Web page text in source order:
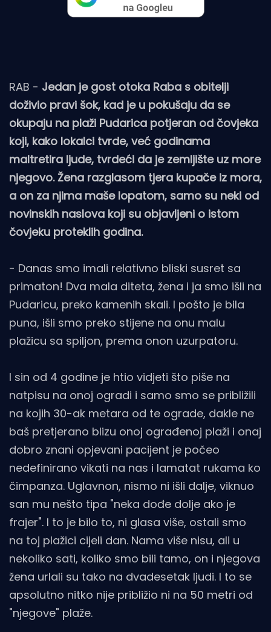
RAB - Jedan je gost otoka Raba s obitelji
doživio pravi šok, kad je u pokušaju da se
okupaju na plaži Pudarica potjeran od čovjeka
koji, kako lokalci tvrde, već godinama
maltretira ljude, tvrdeći da je zemljište uz more
njegovo. Žena razglasom tjera kupače iz mora,
a on za njima maše lopatom, samo su neki od
novinskih naslova koji su objavljeni o istom
čovjeku proteklih godina.
- Danas smo imali relativno bliski susret sa
primaton! Dva mala diteta, žena i ja smo išli na
Pudaricu, preko kamenih skali. I pošto je bila
puna, išli smo preko stijene na onu malu
plažicu sa spiljon, prema onon uzurpatoru.
I sin od 4 godine je htio vidjeti što piše na
natpisu na onoj ogradi i samo smo se približili
na kojih 30-ak metara od te ograde, dakle ne
baš pretjerano blizu onoj ograđenoj plaži i onaj
dobro znani opjevani pacijent je počeo
nedefinirano vikati na nas i lamatat rukama ko
čimpanza. Uglavnon, nismo ni išli dalje, viknuo
san mu nešto tipa "neka dođe dolje ako je
frajer". I to je bilo to, ni glasa više, ostali smo
na toj plažici cijeli dan. Nama više nisu, ali u
nekoliko sati, koliko smo bili tamo, on i njegova
žena urlali su tako na dvadesetak ljudi. I to se
apsolutno nitko nije približio ni na 50 metri od
"njegove" plaže.